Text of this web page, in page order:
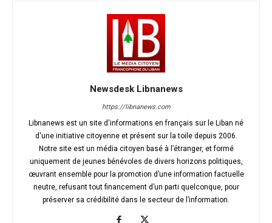
Newsdesk Libnanews
https://libnanews.com
Libnanews est un site d'informations en français sur le Liban né
d'une initiative citoyenne et présent sur la toile depuis 2006.
Notre site est un média citoyen basé à l’étranger, et formé
uniquement de jeunes bénévoles de divers horizons politiques,
œuvrant ensemble pour la promotion d’une information factuelle
neutre, refusant tout financement d’un parti quelconque, pour
préserver sa crédibilité dans le secteur de l’information.